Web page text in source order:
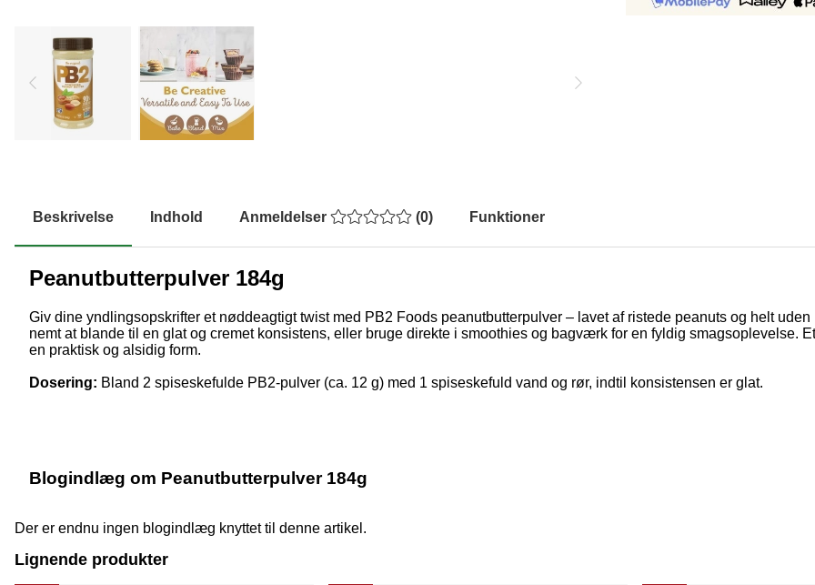
Beskrivelse Indhold Anmeldelser (0) Funktioner
Peanutbutterpulver 184g
Giv dine yndlingsopskrifter et nøddeagtigt twist med PB2 Foods peanutbutterpulver – lavet af ristede peanuts og helt
nemt at blande til en glat og cremet konsistens, eller bruge direkte i smoothies og bagværk for en fyldig smagsoplevelse.
en praktisk og alsidig form.
Dosering: Bland 2 spiseskefulde PB2-pulver (ca. 12 g) med 1 spiseskefuld vand og rør, indtil konsistensen er glat.
Blogindlæg om Peanutbutterpulver 184g
Der er endnu ingen blogindlæg knyttet til denne artikel.
Lignende produkter